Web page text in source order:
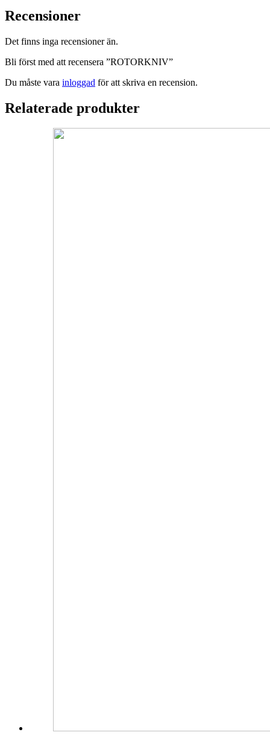
Recensioner
Det finns inga recensioner än.
Bli först med att recensera ”ROTORKNIV”
Du måste vara inloggad för att skriva en recension.
Relaterade produkter